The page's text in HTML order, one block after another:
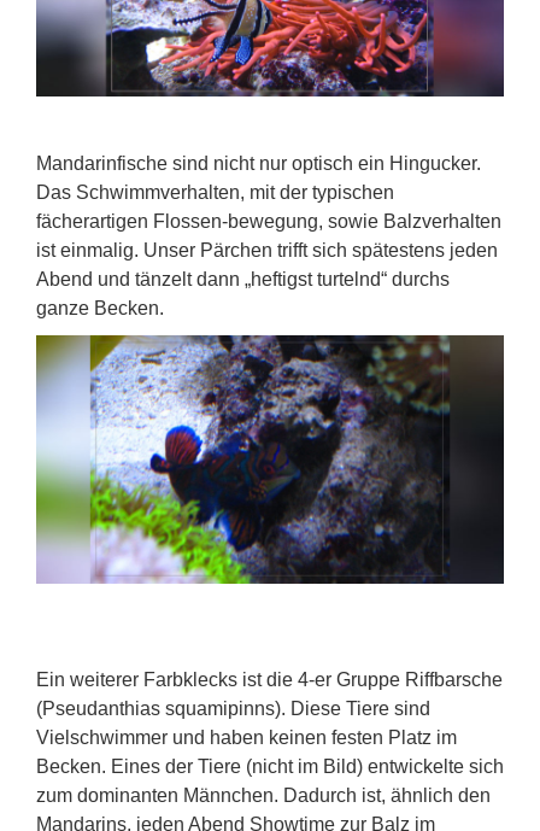
Mandarinfische sind nicht nur optisch ein Hingucker.
Das Schwimmverhalten, mit der typischen
fächerartigen Flossen-bewegung, sowie Balzverhalten
ist einmalig. Unser Pärchen trifft sich spätestens jeden
Abend und tänzelt dann „heftigst turtelnd“ durchs
ganze Becken.
Ein weiterer Farbklecks ist die 4-er Gruppe Riffbarsche
(Pseudanthias squamipinns). Diese Tiere sind
Vielschwimmer und haben keinen festen Platz im
Becken. Eines der Tiere (nicht im Bild) entwickelte sich
zum dominanten Männchen. Dadurch ist, ähnlich den
Mandarins, jeden Abend Showtime zur Balz im